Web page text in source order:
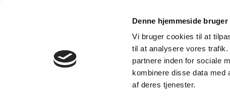
Denne hjemmeside
Vi bruger cookies til at
til at analysere vores
partnere inden for sociale
kombinere disse data med
af deres tjenester.
Produkter Express levering